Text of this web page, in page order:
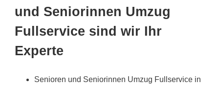
und Seniorinnen Umzug
Fullservice sind wir Ihr
Experte
Senioren und Seniorinnen Umzug Fullservice in